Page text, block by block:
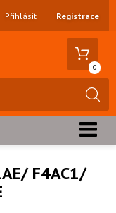
Přihlásit Registrace
0
F4AC1/